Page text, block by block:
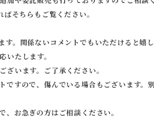
そちらもご覧ください。
。関係ないコメントでもいただけると嬉し
いたします。
います。ご了承ください。
ですので、傷んでいる場合もございます。
お急ぎの方はご相談ください。